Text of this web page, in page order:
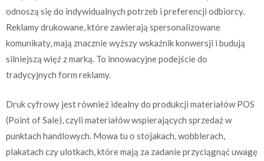
odnoszą się do indywidualnych potrzeb i preferencji odbiorcy.
Reklamy drukowane, które zawierają spersonalizowane
komunikaty, mają znacznie wyższy wskaźnik konwersji i budują
silniejszą więź z marką. To innowacyjne podejście do
tradycyjnych form reklamy.
Druk cyfrowy jest również idealny do produkcji materiałów POS
(Point of Sale), czyli materiałów wspierających sprzedaż w
punktach handlowych. Mowa tu o stojakach, wobblerach,
plakatach czy ulotkach, które mają za zadanie przyciągnąć uwagę